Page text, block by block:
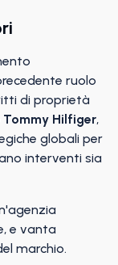
ruolo
di proprietà
Tommy Hilfiger,
globali per
interventi sia
e vanta
marchio.